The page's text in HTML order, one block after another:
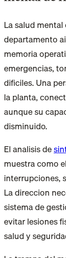
La salud
departamento
memoria
emergencias,
dificiles. Una
la planta,
aunque su
disminuido.
El analisis de
muestra como
interrupciones,
La direccion
sistema de
evitar lesiones
salud y